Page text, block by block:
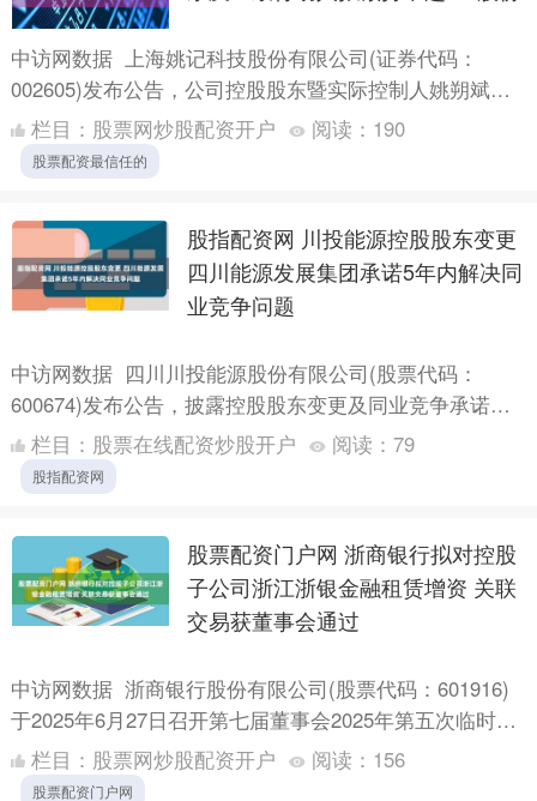
中访网数据 上海姚记科技股份有限公司(证券代码：
002605)发布公告，公司控股股东暨实际控制人姚朔斌及
其一致行动人计划减持公司股份，合计不超过12,524,....
栏目： 股票网炒股配资开户 阅读： 190
股票配资最信任的
股指配资网 川投能源控股股东变更
四川能源发展集团承诺5年内解决同
业竞争问题
中访网数据 四川川投能源股份有限公司(股票代码：
600674)发布公告，披露控股股东变更及同业竞争承诺履
行情况。原控股股东四川省投资集团有限责任公司(川投
集团....
栏目： 股票在线配资炒股开户 阅读： 79
股指配资网
股票配资门户网 浙商银行拟对控股
子公司浙江浙银金融租赁增资 关联
交易获董事会通过
中访网数据 浙商银行股份有限公司(股票代码：601916)
于2025年6月27日召开第七届董事会2025年第五次临时会
议，审议通过两项重要议案。 首先，会议通....
栏目： 股票网炒股配资开户 阅读： 156
股票配资门户网